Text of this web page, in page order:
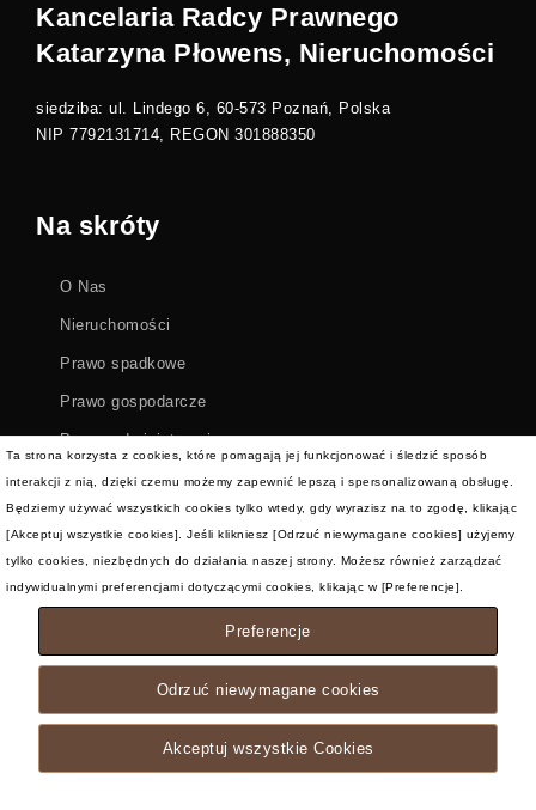
Kancelaria Radcy Prawnego
Katarzyna Płowens, Nieruchomości
siedziba: ul. Lindego 6, 60-573 Poznań, Polska
NIP 7792131714, REGON 301888350
Na skróty
O Nas
Nieruchomości
Prawo spadkowe
Prawo gospodarcze
Prawo administracyjne
Jesteśmy także:
Spiracle Themes
Ta strona korzysta z cookies, które pomagają jej funkcjonować i śledzić sposób
interakcji z nią, dzięki czemu możemy zapewnić lepszą i spersonalizowaną obsługę.
Będziemy używać wszystkich cookies tylko wtedy, gdy wyrazisz na to zgodę, klikając
[Akceptuj wszystkie cookies]. Jeśli klikniesz [Odrzuć niewymagane cookies] użyjemy
tylko cookies, niezbędnych do działania naszej strony. Możesz również zarządzać
indywidualnymi preferencjami dotyczącymi cookies, klikając w [Preferencje].
Preferencje
Odrzuć niewymagane cookies
Akceptuj wszystkie Cookies